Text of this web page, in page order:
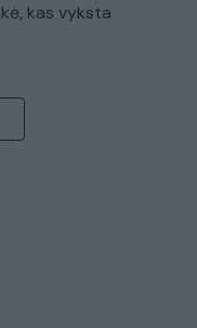
kas vyksta